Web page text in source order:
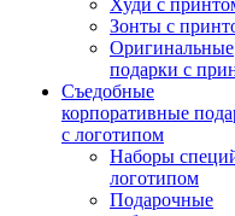
Худи с
Зонты с
Оригинальные
подарки с
Съедобные
корпоративные
с логотипом
Наборы
логотипом
Подарочные